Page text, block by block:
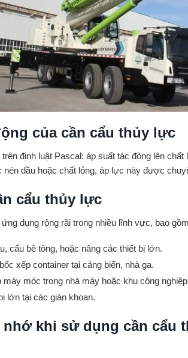
của cần cẩu thủy lực
định luật Pascal: áp suất tác động lên
dầu hoặc chất lỏng, áp lực này được
cẩu thủy lực
dụng rộng rãi trong nhiều lĩnh vực, bao
cẩu bê tông, hoặc nâng các thiết bị lớn.
xếp container tại cảng biển, nhà ga.
máy móc trong nhà máy hoặc khu công
lớn tại các giàn khoan.
khi sử dụng cần cẩu